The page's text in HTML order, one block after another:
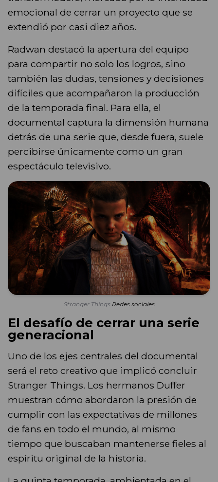
emocional de cerrar un proyecto que se
extendió por casi diez años.
Radwan destacó la apertura del equipo
para compartir no solo los logros, sino
también las dudas, tensiones y decisiones
difíciles que acompañaron la producción
de la temporada final. Para ella, el
documental captura la dimensión humana
detrás de una serie que, desde fuera, suele
percibirse únicamente como un gran
espectáculo televisivo.
Stranger Things Redes sociales
El desafío de cerrar una serie
generacional
Uno de los ejes centrales del documental
será el reto creativo que implicó concluir
Stranger Things. Los hermanos Duffer
muestran cómo abordaron la presión de
cumplir con las expectativas de millones
de fans en todo el mundo, al mismo
tiempo que buscaban mantenerse fieles al
espíritu original de la historia.